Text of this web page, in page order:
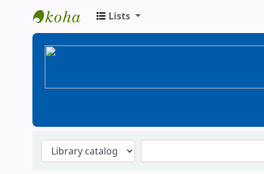
BiblioGTQ
Lists